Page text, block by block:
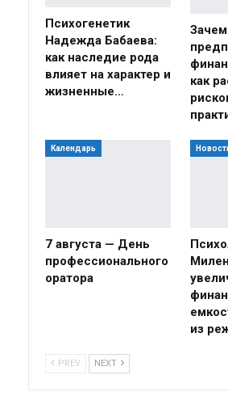
Психогенетик
Надежда Бабаева:
как наследие рода
влияет на характер и
жизненные…
Зачем
как
Календарь
7 августа — День
профессионального
оратора
из
PREV NEXT